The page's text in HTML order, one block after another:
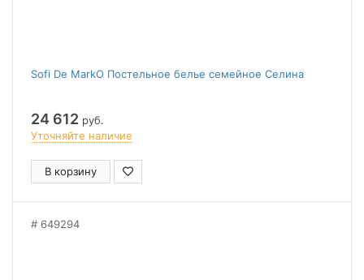
Sofi De MarkO Постельное белье семейное Селина
24 612 руб.
Уточняйте наличие
В корзину
649294